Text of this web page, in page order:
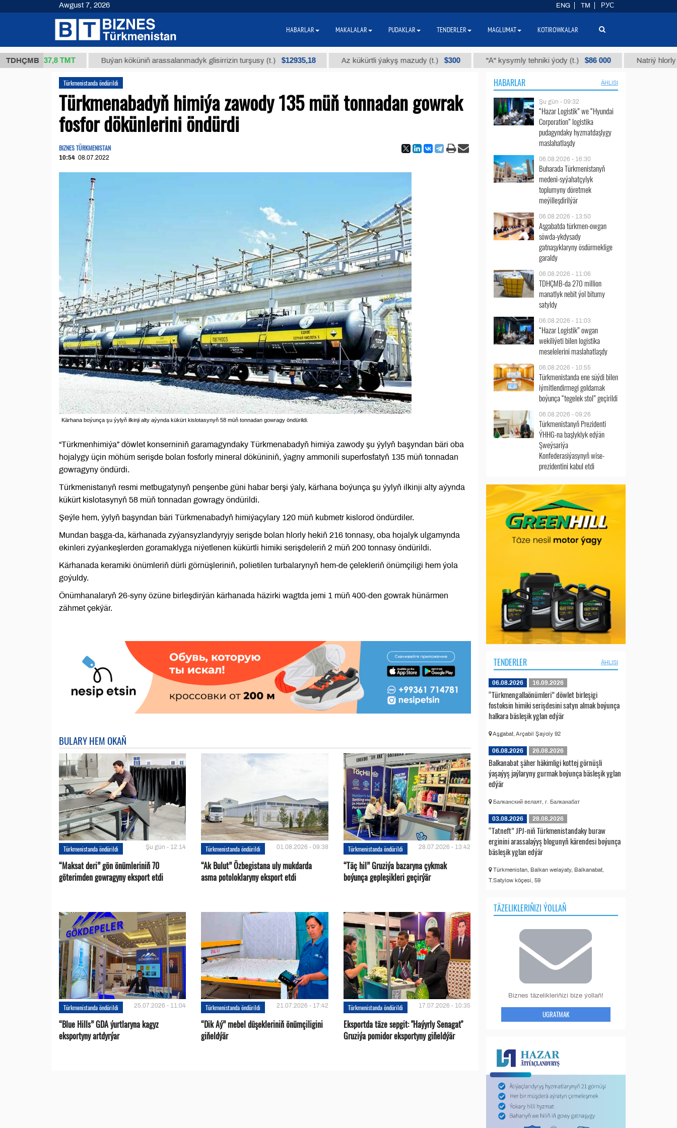
TDHÇMB
37,8 ТМТ Buýan köküniň arassalanmadyk glisirrizin turşusy (t.) $12935,18 Az kükürtli ýakyş mazudy (t.) $300 "А" kysymly tehniki ýody (t.) $86 000 Natriý hlorly (nahar
Türkmenistanda öndürildi
Türkmenabadyň himiýa zawody 135 müň tonnadan gowrak
fosfor dökünlerini öndürdi
BIZNES TÜRKMENISTAN
10:54 08.07.2022
Kärhana boýunça şu ýylyň ilkinji alty aýynda kükürt kislotasynyň 58 müň tonnadan gowragy öndürildi.
“Türkmenhimiýa” döwlet konserniniň garamagyndaky Türkmenabadyň himiýa zawody şu ýylyň başyndan bäri oba
hojalygy üçin möhüm serişde bolan fosforly mineral döküniniň, ýagny ammonili superfosfatyň 135 müň tonnadan
gowragyny öndürdi.
Türkmenistanyň resmi metbugatynyň penşenbe güni habar berşi ýaly, kärhana boýunça şu ýylyň ilkinji alty aýynda
kükürt kislotasynyň 58 müň tonnadan gowragy öndürildi.
Şeýle hem, ýylyň başyndan bäri Türkmenabadyň himiýaçylary 120 müň kubmetr kislorod öndürdiler.
Mundan başga-da, kärhanada zyýansyzlandyryjy serişde bolan hlorly hekiň 216 tonnasy, oba hojalyk ulgamynda
ekinleri zyýankeşlerden goramaklyga niýetlenen kükürtli himiki serişdeleriň 2 müň 200 tonnasy öndürildi.
Kärhanada keramiki önümleriň dürli görnüşleriniň, polietilen turbalarynyň hem-de çelekleriň önümçiligi hem ýola
goýuldy.
Önümhanalaryň 26-syny özüne birleşdirýän kärhanada häzirki wagtda jemi 1 müň 400-den gowrak hünärmen
zähmet çekýär.
BULARY HEM OKAŇ
Türkmenistanda öndürildi Şu gün - 12:14
“Maksat deri” gön önümleriniň 70
göterimden gowragyny eksport etdi
Türkmenistanda öndürildi 01.08.2026 - 09:38
“Ak Bulut” Özbegistana uly mukdarda
asma potoloklaryny eksport etdi
Türkmenistanda öndürildi 28.07.2026 - 13:42
“Täç hil” Gruziýa bazaryna çykmak
boýunça gepleşikleri geçirýär
Türkmenistanda öndürildi 25.07.2026 - 11:04
“Blue Hills” GDA ýurtlaryna kagyz
eksportyny artdyrýar
Türkmenistanda öndürildi 21.07.2026 - 17:42
“Dik Aý” mebel düşekleriniň önümçiligini
giňeldýär
Türkmenistanda öndürildi 17.07.2026 - 10:35
Eksportda täze sepgit: "Haýyrly Senagat"
Gruziýa pomidor eksportyny giňeldýär
HABARLAR ÄHLISI
Şu gün - 09:32
“Hazar Logistik” we “Hyundai
Corporation” logistika
pudagyndaky hyzmatdaşlygy
maslahatlaşdy
06.08.2026 - 16:30
Buharada Türkmenistanyň
medeni-syýahatçylyk
toplumyny döretmek
meýilleşdirilýär
06.08.2026 - 13:50
Aşgabatda türkmen-owgan
söwda-ykdysady
gatnaşyklaryny ösdürmeklige
garaldy
06.08.2026 - 11:06
TDHÇMB-da 270 million
manatlyk nebit ýol bitumy
satyldy
06.08.2026 - 11:03
“Hazar Logistik” owgan
wekiliýeti bilen logistika
meselelerini maslahatlaşdy
06.08.2026 - 10:55
Türkmenistanda ene süýdi bilen
iýmitlendirmegi goldamak
boýunça “tegelek stol” geçirildi
06.08.2026 - 09:26
Türkmenistanyň Prezidenti
ÝHHG-na başlyklyk edýän
Şweýsariýa
Konfederasiýasynyň wise-
prezidentini kabul etdi
TENDERLER ÄHLISI
06.08.2026 16.09.2026
“Türkmengallaönümleri” döwlet birleşigi
fostoksin himiki serişdesini satyn almak boýunça
halkara bäsleşik yglan edýär
Aşgabat, Arçabil Şaýoly 92
06.08.2026 26.08.2026
Balkanabat şäher häkimligi kottej görnüşli
ýaşaýyş jaýlaryny gurmak boýunça bäsleşik yglan
edýär
Балканский велаят, г. Балканабат
03.08.2026 28.08.2026
“Tatneft” JPJ-niň Türkmenistandaky buraw
erginini arassalaýyş blogunyň kärendesi boýunça
bäsleşik yglan edýär
Türkmenistan, Balkan welaýaty, Balkanabat,
T.Satylow köçesi, 59
TÄZELIKLERIŇIZI ÝOLLAŇ
Biznes täzelikleriňizi bize ýollaň!
UGRATMAK
Awgust 7, 2026 ENG TM РУС
HABARLAR MAKALALAR PUDAKLAR TENDERLER MAGLUMAT KOTIROWKALAR